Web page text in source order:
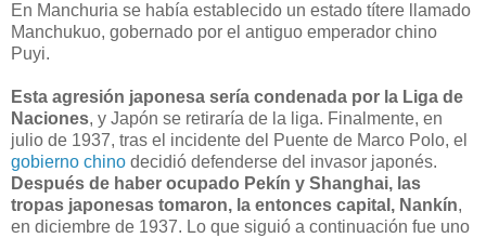
En Manchuria se había establecido un estado títere llamado
Manchukuo, gobernado por el antiguo emperador chino
Puyi.
Esta agresión japonesa sería condenada por la Liga de
Naciones, y Japón se retiraría de la liga. Finalmente, en
julio de 1937, tras el incidente del Puente de Marco Polo, el
gobierno chino decidió defenderse del invasor japonés.
Después de haber ocupado Pekín y Shanghai, las
tropas japonesas tomaron, la entonces capital, Nankín,
en diciembre de 1937. Lo que siguió a continuación fue uno